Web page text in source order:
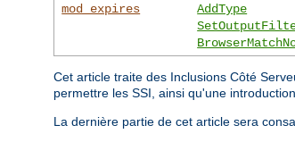
mod_expires
AddType
Cet article traite des Inclusions Côté
permettre les SSI, ainsi qu'une
La dernière partie de cet article sera